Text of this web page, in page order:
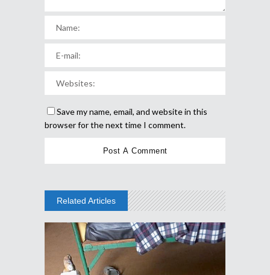
Save my name, email, and website in this
browser for the next time I comment.
Related Articles